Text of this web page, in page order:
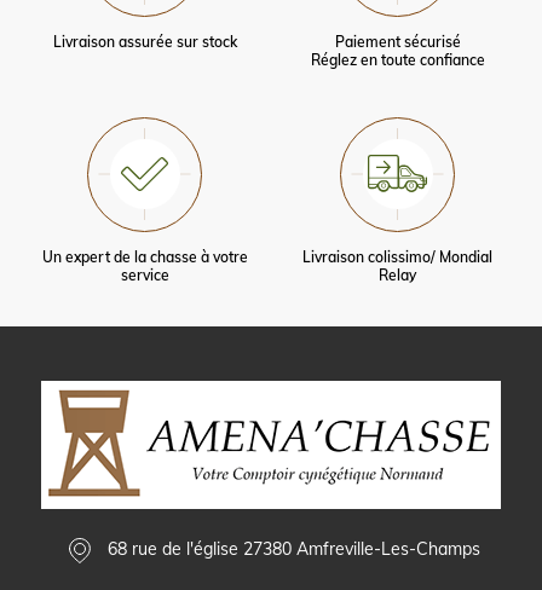
Livraison assurée sur stock
Paiement sécurisé
Réglez en toute confiance
Un expert de la chasse à votre
service
Livraison colissimo/ Mondial
Relay
68 rue de l'église 27380 Amfreville-Les-Champs